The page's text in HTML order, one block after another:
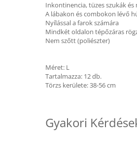
Inkontinencia, tüzes szukák
A lábakon és combokon lévő
Nyílással a farok számára
Mindkét oldalon tépőzáras
Nem szőtt (poliészter)
Méret: L
Tartalmazza: 12 db.
Törzs kerülete: 38-56 cm
Gyakori